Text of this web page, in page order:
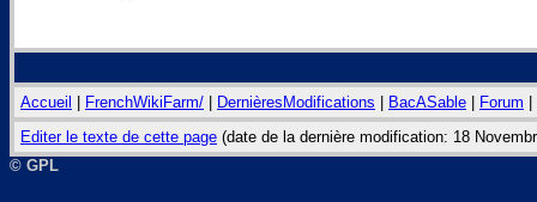
Accueil FrenchWikiFarm/ DernièresModifications BacASable Forum
Editer le texte de cette page (date de la dernière modification: 18
© GPL